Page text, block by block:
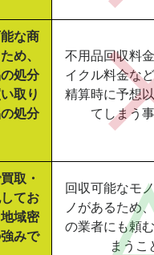
な商
め、
処分
取り
処分
不用品回収料
イクル料金な
精算時に予想
てしまう
取・
てお
域密
みで
回収可能なモ
ノがあるため
の業者にも頼
まうこ